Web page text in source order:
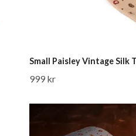
Small Paisley Vintage Silk
999 kr